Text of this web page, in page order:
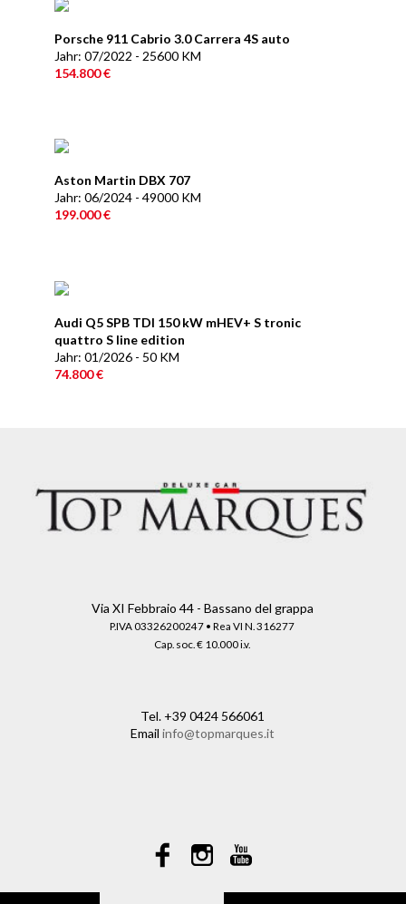
Porsche 911 Cabrio 3.0 Carrera 4S auto
Jahr: 07/2022 - 25600 KM
154.800 €
Aston Martin DBX 707
Jahr: 06/2024 - 49000 KM
199.000 €
Audi Q5 SPB TDI 150 kW mHEV+ S tronic
quattro S line edition
Jahr: 01/2026 - 50 KM
74.800 €
Via XI Febbraio 44 - Bassano del grappa
P.IVA 03326200247 • Rea VI N. 316277
Cap. soc. € 10.000 i.v.
Tel. +39 0424 566061
Email info@topmarques.it